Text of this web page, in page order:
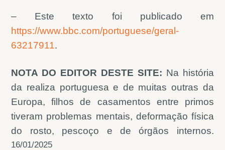
– Este texto foi publicado em
https://www.bbc.com/portuguese/geral-
63217911.
NOTA DO EDITOR DESTE SITE: Na história
da realiza portuguesa e de muitas outras da
Europa, filhos de casamentos entre primos
tiveram problemas mentais, deformação física
do rosto, pescoço e de órgãos internos.
16/01/2025